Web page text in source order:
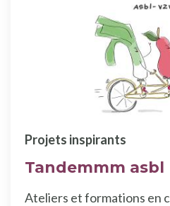
Tandemmm asbl
Projets inspirants
Ateliers et formations en